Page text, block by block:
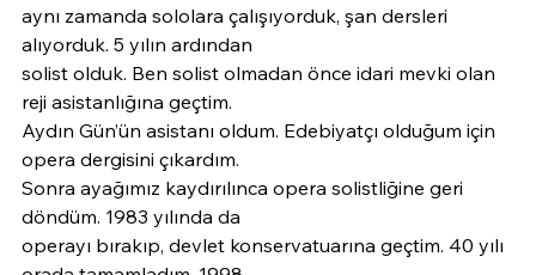
aynı zamanda sololara çalışıyorduk, şan dersleri
alıyorduk. 5 yılın ardından
solist olduk. Ben solist olmadan önce idari mevki olan
reji asistanlığına geçtim.
Aydın Gün’ün asistanı oldum. Edebiyatçı olduğum için
opera dergisini çıkardım.
Sonra ayağımız kaydırılınca opera solistliğine geri
döndüm. 1983 yılında da
operayı bırakıp, devlet konservatuarına geçtim. 40 yılı